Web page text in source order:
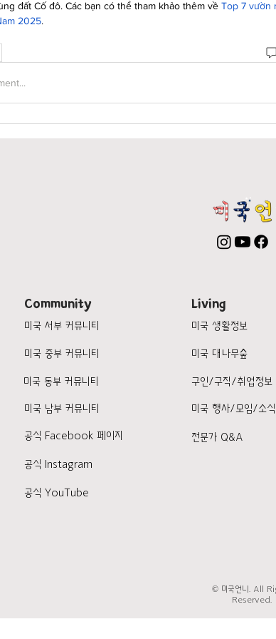
đất Cố đô. Các bạn có thể tham khảo thêm về Top 7 vườn
2025.
Community
미국 서부 커뮤니티
미국 중부 커뮤니티
미국 동부 커뮤니티
미국 남부 커뮤니티
공식 Facebook 페이지
공식 Instagram
공식 YouTube
Living
미국 생활정보
미국 대나무숲
구인/구직/취업정보
미국 행사/모임/소식
전문가 Q&A
© 미국언니. All
Reserved.